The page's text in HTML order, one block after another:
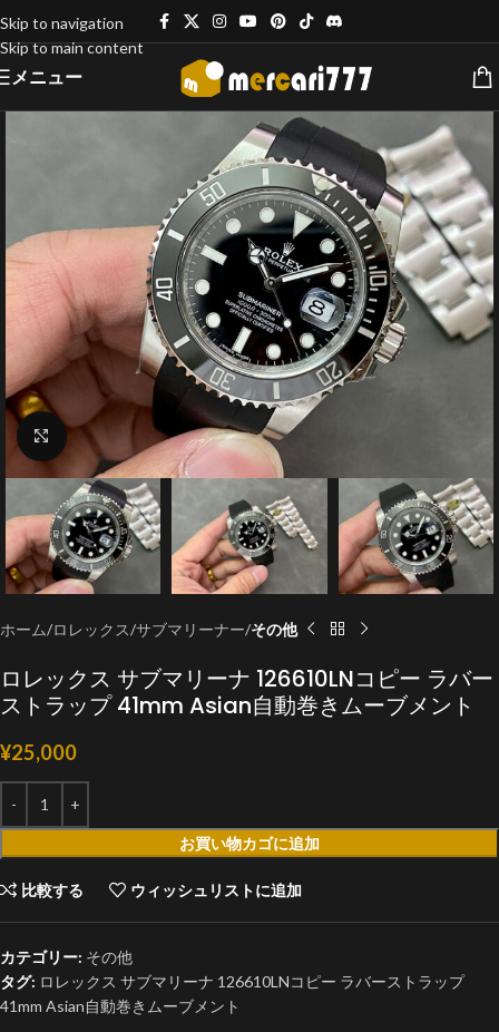
Skip to navigation
Skip to main content
メニュー
クリックで拡大
ホーム ロレックス サブマリーナー その他
ロレックス サブマリーナ 126610LNコピー ラバー
ストラップ 41mm Asian自動巻きムーブメント
¥25,000
お買い物カゴに追加
比較する ウィッシュリストに追加
カテゴリー: その他
タグ: ロレックス サブマリーナ 126610LNコピー ラバーストラップ
41mm Asian自動巻きムーブメント